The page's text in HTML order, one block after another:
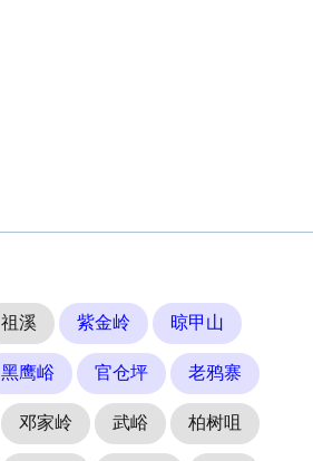
祖溪 紫金岭 晾甲山
黑鹰峪 官仓坪 老鸦寨
邓家岭 武峪 柏树咀